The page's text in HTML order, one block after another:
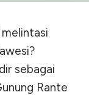
sebagai
Rante